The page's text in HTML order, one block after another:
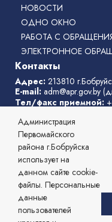
НОВОСТИ
ОДНО ОКНО
РАБОТА С
ЭЛЕКТРОННОЕ
Контакты
Адрес: 213810
E-mail: adm@apr.gov.by
Тел/факс приемной:
Режим работы
13:00 до 14:00
выходные дни:
Телефоны службы
© 2026 Администрация
Официальный сайт.
Сайт зарегистрирован в
ресурсов Республики
Администрация
Первомайского
района г.Бобруйска
использует на
данном сайте cookie-
файлы. Персональные
данные
пользователей